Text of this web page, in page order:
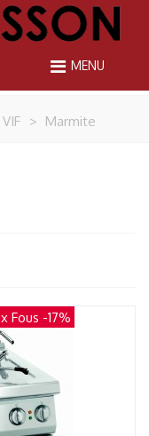
MENU
> Marmite
Fous -17%